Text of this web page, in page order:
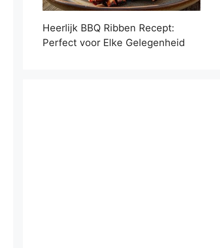
Heerlijk BBQ Ribben Recept:
Perfect voor Elke Gelegenheid